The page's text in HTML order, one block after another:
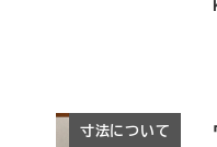
寸法について